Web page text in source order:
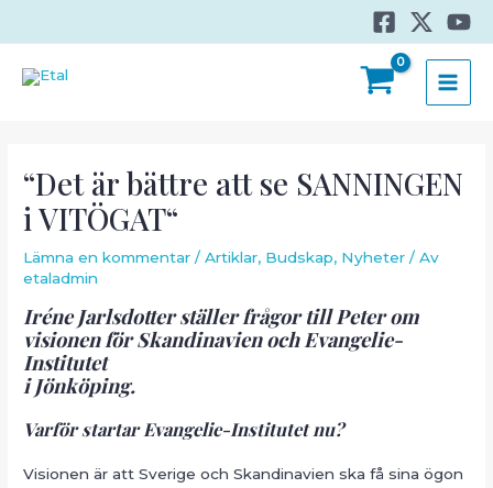
“Det är bättre att se SANNINGEN
i VITÖGAT“
Lämna en kommentar /Artiklar, Budskap, Nyheter / Av
etaladmin
Iréne Jarlsdotter ställer frågor till Peter om
visionen för Skandinavien och Evangelie-
Institutet
i Jönköping.
Varför startar Evangelie-Institutet nu?
Visionen är att Sverige och Skandinavien ska få sina ögon